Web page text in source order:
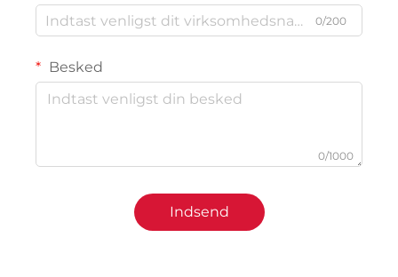
0/200
Besked
0/1000
Indsend